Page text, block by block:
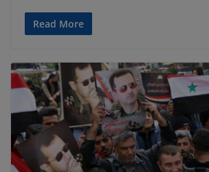
Read More